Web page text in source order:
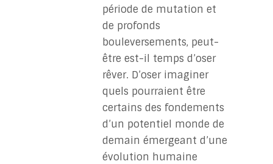
période de mutation et
de profonds
bouleversements, peut-
être est-il temps d’oser
rêver. D’oser imaginer
quels pourraient être
certains des fondements
d’un potentiel monde de
demain émergeant d’une
évolution humaine